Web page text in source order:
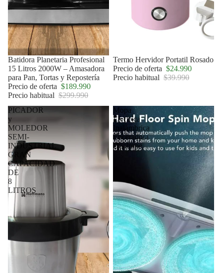
Agotado
Batidora Planetaria Profesional
15 Litros 2000W – Amasadora
para Pan, Tortas y Repostería
Precio de oferta $189.990
Precio habitual $299.990
Oferta
Termo Hervidor Portatil Rosado
Precio de oferta $24.990
Precio habitual $39.990
PICADOR
y
MOLEDOR
SEMI-
INDUSTRIAL
GRAN
CAPACIDAD
DE
8
LITROS
Mopa
Electrica
Inalámbrica
Enceradora
Dualrope